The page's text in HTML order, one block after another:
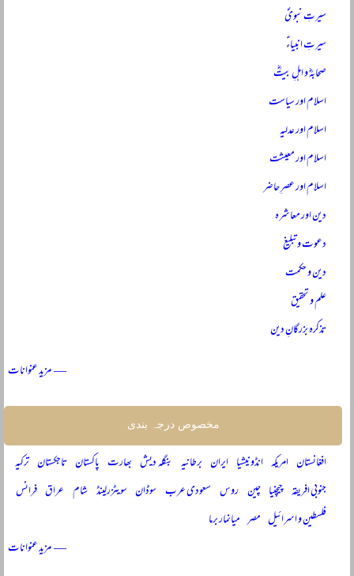
سیرتِ نبویؐ
سیرتِ انبیاءؑ
صحابہؓ و اہلِ بیتؓ
اسلام اور سیاست
اسلام اور عدلیہ
اسلام اور معیشت
اسلام اور عصرِ حاضر
دین اور معاشرہ
دعوت و تبلیغ
دین و حکمت
علم و تحقیق
تذکرہ بزرگانِ دین
— مزید عنوانات
مخصوص درجہ بندی
افغانستان امریکہ انڈونیشیا ایران برطانیہ بنگلہ دیش بھارت پاکستان تاجکستان ترکیہ
جنوبی افریقہ چیچنیا چین روس سعودی عرب سوڈان سویٹزرلینڈ شام عراق فرانس
فلسطین و اسرائیل مصر میانمار برما
— مزید عنوانات